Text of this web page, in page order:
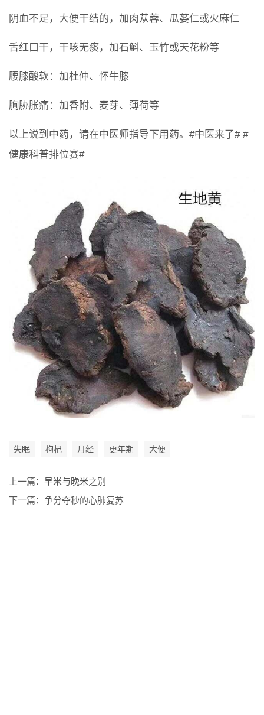
阴血不足，大便干结的，加肉苁蓉、瓜蒌仁或火麻仁
舌红口干，干咳无痰，加石斛、玉竹或天花粉等
腰膝酸软：加杜仲、怀牛膝
胸胁胀痛：加香附、麦芽、薄荷等
以上说到中药，请在中医师指导下用药。#中医来了# #
健康科普排位赛#
失眠 枸杞 月经 更年期 大便
上一篇： 早米与晚米之别
下一篇： 争分夺秒的心肺复苏